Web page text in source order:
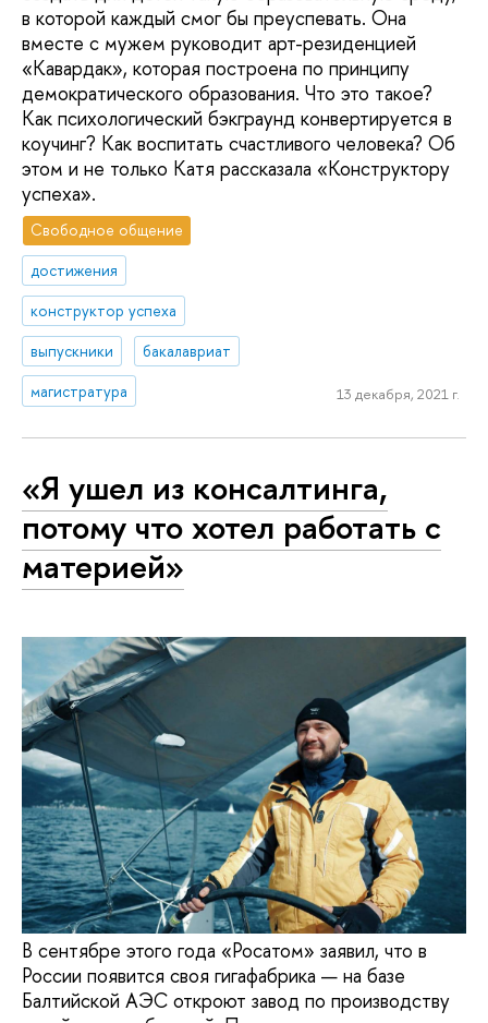
в которой каждый смог бы преуспевать. Она
вместе с мужем руководит арт-резиденцией
«Кавардак», которая построена по принципу
демократического образования. Что это такое?
Как психологический бэкграунд конвертируется в
коучинг? Как воспитать счастливого человека? Об
этом и не только Катя рассказала «Конструктору
успеха».
Свободное общение
достижения
конструктор успеха
выпускники
бакалавриат
магистратура
13 декабря, 2021 г.
«Я ушел из консалтинга,
потому что хотел работать с
материей»
В сентябре этого года «Росатом» заявил, что в
России появится своя гигафабрика — на базе
Балтийской АЭС откроют завод по производству